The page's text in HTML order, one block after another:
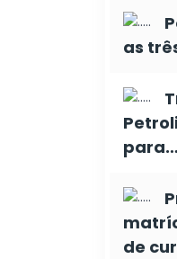
as
para…
de